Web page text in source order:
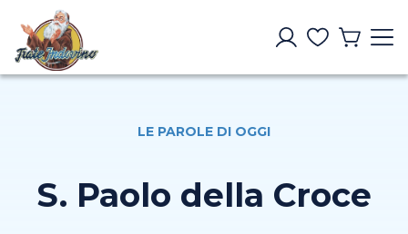
LE PAROLE DI OGGI
S. Paolo della Croce